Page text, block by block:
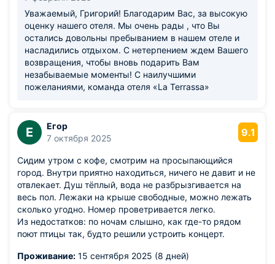
организацию.
Уважаемый, Григорий! Благодарим Вас, за высокую
оценку нашего отеля. Мы очень рады , что Вы
остались довольны пребыванием в нашем отеле и
насладились отдыхом. С нетерпением ждем Вашего
возвращения, чтобы вновь подарить Вам
незабываемые моменты! С наилучшими
пожеланиями, команда отеля «La Terrassa»
Е
Егор
7 октября 2025
9.1
Сидим утром с кофе, смотрим на просыпающийся
город. Внутри приятно находиться, ничего не давит и не
отвлекает. Душ тёплый, вода не разбрызгивается на
весь пол. Лежаки на крыше свободные, можно лежать
сколько угодно. Номер проветривается легко.
Из недостатков: по ночам слышно, как где-то рядом
поют птицы так, будто решили устроить концерт.
Проживание: 15 сентября 2025 (8 дней)